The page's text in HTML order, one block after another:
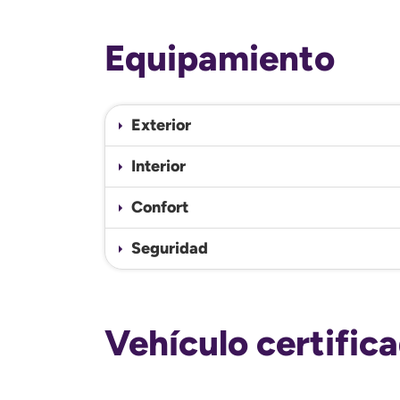
Equipamiento
Exterior
Interior
Confort
Seguridad
Vehículo